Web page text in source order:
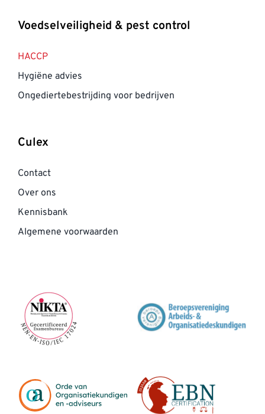
Voedselveiligheid & pest control
HACCP
Hygiëne advies
Ongediertebestrijding voor bedrijven
Culex
Contact
Over ons
Kennisbank
Algemene voorwaarden